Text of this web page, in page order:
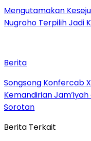
Mengutamakan
Nugroho Terpilih Jadi
Berita
Songsong Konfercab
Kemandirian
Sorotan
Berita Terkait